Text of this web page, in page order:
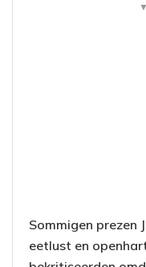
Sommigen prezen
eetlust en